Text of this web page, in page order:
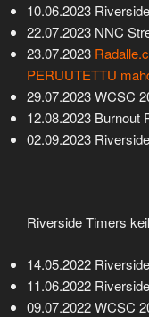
10.06.2023
22.07.2023 NNC
23.07.2023
PERUUTETTU
29.07.2023 WCSC
12.08.2023 Burnout
02.09.2023
Riverside Timers
14.05.2022
11.06.2022
09.07.2022 WCSC